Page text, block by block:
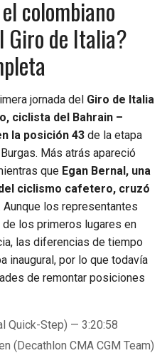
colombiano
Giro de Italia?
jornada del Giro de Italia
ciclista del Bahrain –
la posición 43 de la etapa
Más atrás apareció
que Egan Bernal, una
ciclismo cafetero, cruzó
Aunque los representantes
los primeros lugares en
las diferencias de tiempo
inaugural, por lo que todavía
de remontar posiciones
Quick-Step) — 3:20:58
(Decathlon CMA CGM Team)